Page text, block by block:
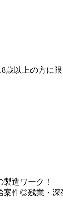
歳以上の方に
造ワーク！
案件◎残業・